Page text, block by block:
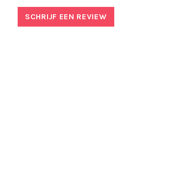
SCHRIJF EEN REVIEW